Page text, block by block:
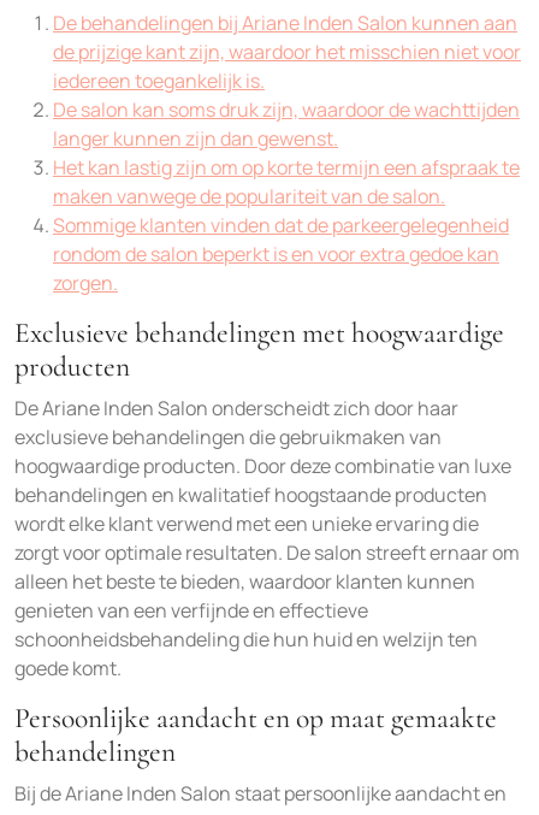
De behandelingen bij Ariane Inden Salon kunnen aan
de prijzige kant zijn, waardoor het misschien niet voor
iedereen toegankelijk is.
De salon kan soms druk zijn, waardoor de wachttijden
langer kunnen zijn dan gewenst.
Het kan lastig zijn om op korte termijn een afspraak te
maken vanwege de populariteit van de salon.
Sommige klanten vinden dat de parkeergelegenheid
rondom de salon beperkt is en voor extra gedoe kan
zorgen.
Exclusieve behandelingen met hoogwaardige
producten
De Ariane Inden Salon onderscheidt zich door haar
exclusieve behandelingen die gebruikmaken van
hoogwaardige producten. Door deze combinatie van luxe
behandelingen en kwalitatief hoogstaande producten
wordt elke klant verwend met een unieke ervaring die
zorgt voor optimale resultaten. De salon streeft ernaar om
alleen het beste te bieden, waardoor klanten kunnen
genieten van een verfijnde en effectieve
schoonheidsbehandeling die hun huid en welzijn ten
goede komt.
Persoonlijke aandacht en op maat gemaakte
behandelingen
Bij de Ariane Inden Salon staat persoonlijke aandacht en